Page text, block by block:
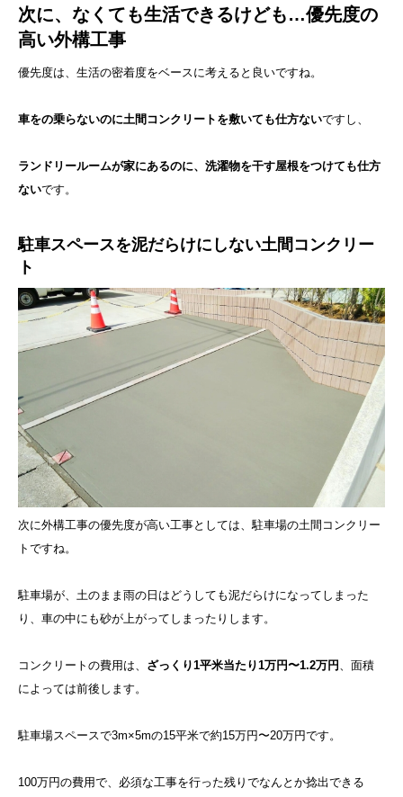
次に、なくても生活できるけども…優先度の
高い外構工事
優先度は、生活の密着度をベースに考えると良いですね。
車をの乗らないのに土間コンクリートを敷いても仕方ないですし、
ランドリールームが家にあるのに、洗濯物を干す屋根をつけても仕方
ないです。
駐車スペースを泥だらけにしない土間コンクリー
ト
次に外構工事の優先度が高い工事としては、駐車場の土間コンクリー
トですね。
駐車場が、土のまま雨の日はどうしても泥だらけになってしまった
り、車の中にも砂が上がってしまったりします。
コンクリートの費用は、 ざっくり1平米当たり1万円〜1.2万円 、面積
によっては前後します。
駐車場スペースで3m×5mの15平米で約15万円〜20万円です。
100万円の費用で、必須な工事を行った残りでなんとか捻出できる